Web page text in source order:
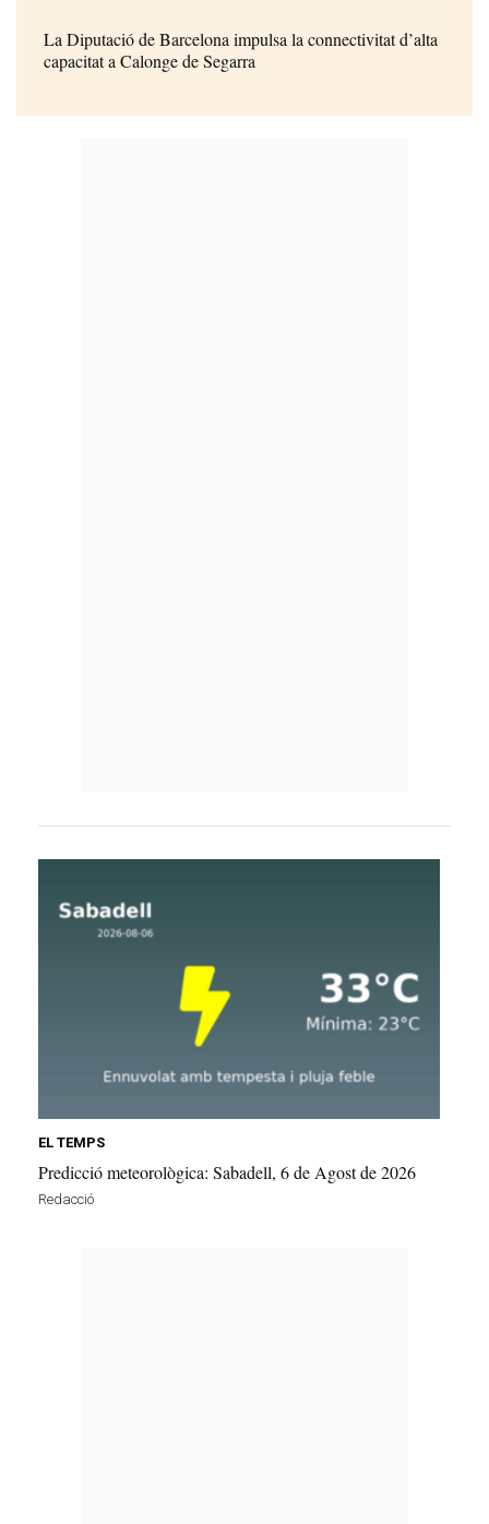
La Diputació de Barcelona impulsa la connectivitat d’alta
capacitat a Calonge de Segarra
EL TEMPS
Predicció meteorològica: Sabadell, 6 de Agost de 2026
Redacció